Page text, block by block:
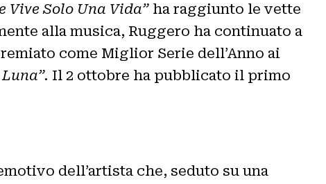
Vive Solo Una Vida” ha raggiunto le vette
alla musica, Ruggero ha continuato a
come Miglior Serie dell’Anno ai
Luna”. Il 2 ottobre ha pubblicato il primo
dell’artista che, seduto su una